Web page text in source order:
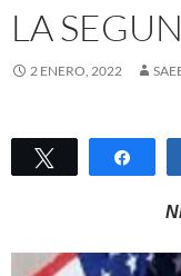
LA
2 ENERO, 2022
Twittear